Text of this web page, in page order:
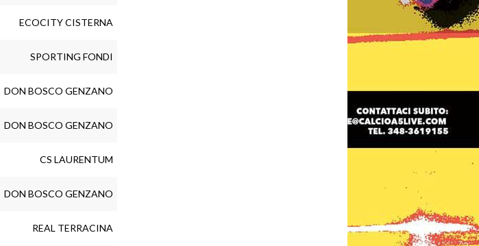
ECOCITY CISTERNA
SPORTING FONDI
DON BOSCO GENZANO
DON BOSCO GENZANO
CS LAURENTUM
DON BOSCO GENZANO
REAL TERRACINA